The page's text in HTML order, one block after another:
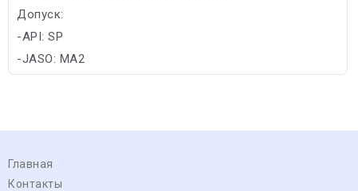
Допуск:
-API: SP
-JASO: MA2
Главная
Контакты